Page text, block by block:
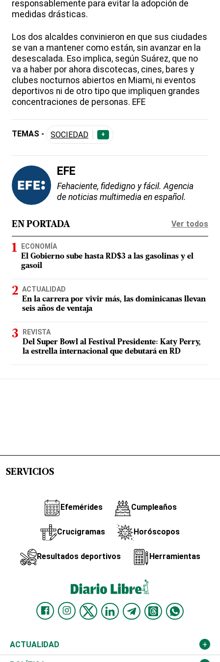
responsablemente para evitar la adopción de
medidas drásticas.
Los dos alcaldes convinieron en que sus ciudades
se van a mantener como están, sin avanzar en la
desescalada. Eso implica, según Suárez, que no
va a haber por ahora discotecas, cines, bares y
clubes nocturnos abiertos en Miami, ni eventos
deportivos ni de otro tipo que impliquen grandes
concentraciones de personas. EFE
TEMAS - SOCIEDAD +
EFE
Fehaciente, fidedigno y fácil. Agencia
de noticias multimedia en español.
EN PORTADA Ver todos
ECONOMÍA
El Gobierno sube hasta RD$3 a las gasolinas y el
gasoil
ACTUALIDAD
En la carrera por vivir más, las dominicanas llevan
seis años de ventaja
REVISTA
Del Super Bowl al Festival Presidente: Katy Perry,
la estrella internacional que debutará en RD
SERVICIOS
Efemérides Cumpleaños
Crucigramas Horóscopos
Resultados deportivos Herramientas
ACTUALIDAD